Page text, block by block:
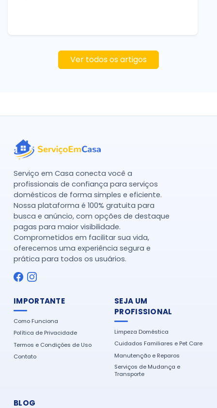
Ver todos os artigos
Serviço em Casa conecta você a
profissionais de confiança para serviços
domésticos de forma simples e eficiente.
Nossa plataforma é 100% gratuita para
busca e anúncio, com opções de destaque
pagas para maior visibilidade.
Comprometidos em facilitar sua vida,
oferecemos uma experiência segura e
prática para todos os usuários.
IMPORTANTE
Como Funciona
Política de Privacidade
Termos e Condições de Uso
Contato
SEJA UM
PROFISSIONAL
Limpeza Doméstica
Cuidados Familiares e Pet Care
Manutenção e Reparos
Serviços de Mudança e
Transporte
BLOG